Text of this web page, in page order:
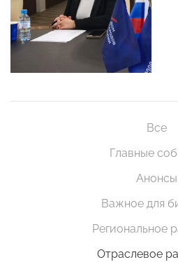
Все
Главные
Анонсы
Важное для
Региональное
Отраслевое